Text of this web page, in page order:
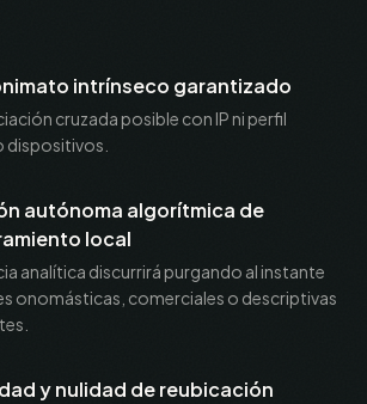
intrínseco garantizado
cruzada posible con IP ni perfil
autónoma algorítmica de
local
analítica discurrirá purgando al instante
onomásticas, comerciales o descriptivas
y nulidad de reubicación